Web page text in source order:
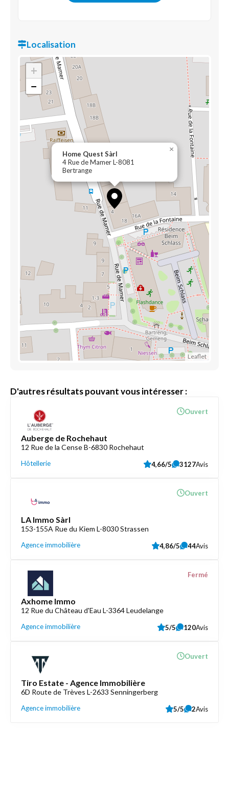
Localisation
Home Quest Sàrl
4 Rue de Mamer L-8081
Bertrange
×
+
−
Leaflet
D'autres résultats pouvant vous intéresser :
Auberge de Rochehaut
12 Rue de la Cense B-6830 Rochehaut
Hôtellerie
Ouvert
4,66/5 3127Avis
LA Immo Sàrl
153-155A Rue du Kiem L-8030 Strassen
Agence immobilière
Ouvert
4,86/5 44Avis
Axhome Immo
12 Rue du Château d'Eau L-3364 Leudelange
Agence immobilière
Fermé
5/5 120Avis
Tiro Estate - Agence Immobilière
6D Route de Trèves L-2633 Senningerberg
Agence immobilière
Ouvert
5/5 2Avis